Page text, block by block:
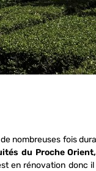
nombreuses fois
du Proche Orient,
en rénovation donc